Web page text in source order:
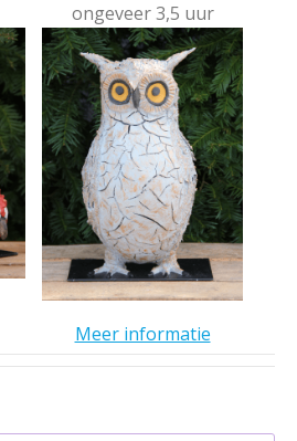
ongeveer 3,5 uur
Meer informatie